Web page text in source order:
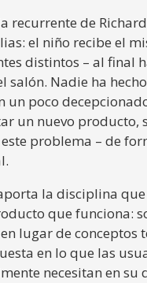
recurrente de
el niño recibe el
distintos – al final
salón. Nadie ha
un poco
un nuevo producto,
problema – de
la disciplina
que funciona:
lugar de conceptos
en lo que las
necesitan en su